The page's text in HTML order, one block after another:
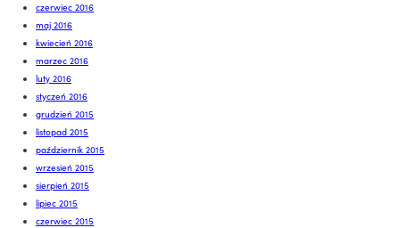
czerwiec 2016
maj 2016
kwiecień 2016
marzec 2016
luty 2016
styczeń 2016
grudzień 2015
listopad 2015
październik 2015
wrzesień 2015
sierpień 2015
lipiec 2015
czerwiec 2015